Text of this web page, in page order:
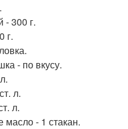
- 300 г.
г.
- по вкусу.
л.
л.
масло - 1 стакан.